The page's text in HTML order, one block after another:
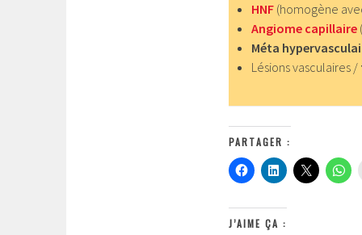
HNF (homogène
Angiome capillaire
Méta
Lésions vasculaires /
PARTAGER :
J’AIME ÇA :